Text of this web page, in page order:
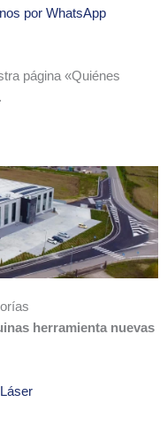
por WhatsApp
página «Quiénes
herramienta nuevas